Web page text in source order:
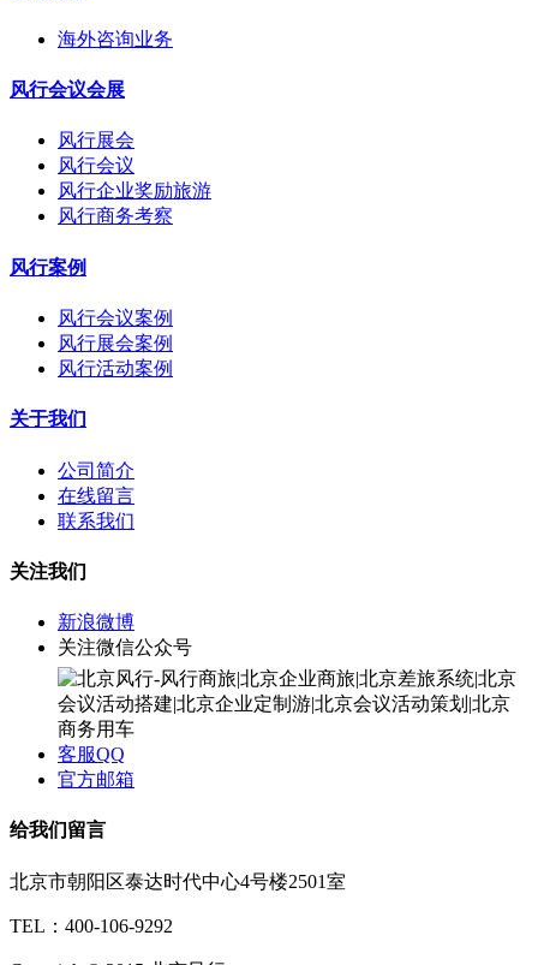
海外咨询业务
风行会议会展
风行展会
风行会议
风行企业奖励旅游
风行商务考察
风行案例
风行会议案例
风行展会案例
风行活动案例
关于我们
公司简介
在线留言
联系我们
关注我们
新浪微博
关注微信公众号
客服QQ
官方邮箱
给我们留言
北京市朝阳区泰达时代中心4号楼2501室
TEL：400-106-9292